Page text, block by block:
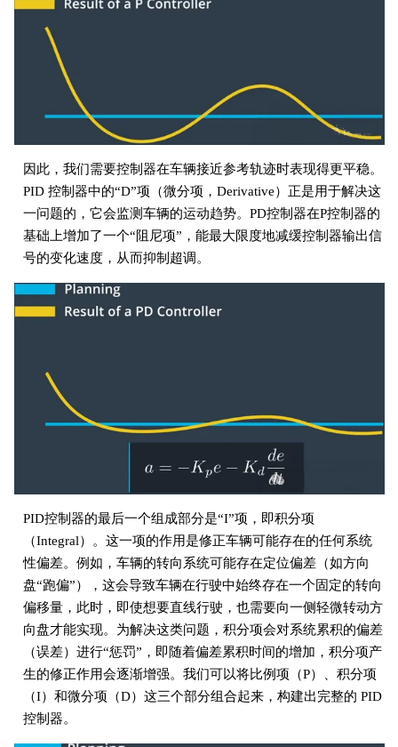
因此，我们需要控制器在车辆接近参考轨迹时表现得更平稳。
PID 控制器中的“D”项（微分项，Derivative）正是用于解决这
一问题的，它会监测车辆的运动趋势。PD控制器在P控制器的
基础上增加了一个“阻尼项”，能最大限度地减缓控制器输出信
号的变化速度，从而抑制超调。
PID控制器的最后一个组成部分是“I”项，即积分项
（Integral）。这一项的作用是修正车辆可能存在的任何系统
性偏差。例如，车辆的转向系统可能存在定位偏差（如方向
盘“跑偏”），这会导致车辆在行驶中始终存在一个固定的转向
偏移量，此时，即使想要直线行驶，也需要向一侧轻微转动方
向盘才能实现。为解决这类问题，积分项会对系统累积的偏差
（误差）进行“惩罚”，即随着偏差累积时间的增加，积分项产
生的修正作用会逐渐增强。我们可以将比例项（P）、积分项
（I）和微分项（D）这三个部分组合起来，构建出完整的 PID
控制器。